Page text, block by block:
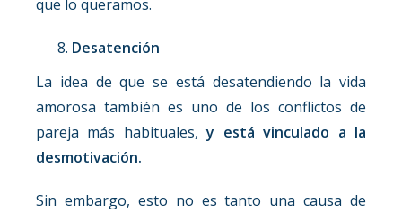
que lo queramos.
Desatención
La idea de que se está desatendiendo la vida
amorosa también es uno de los conflictos de
pareja más habituales,y está vinculado a la
desmotivación.
Sin embargo, esto no es tanto una causa de